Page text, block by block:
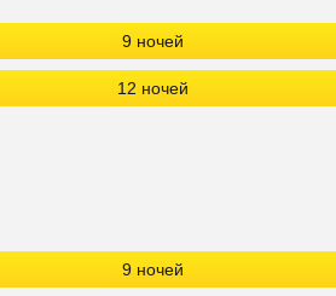
9 ночей
12 ночей
9 ночей